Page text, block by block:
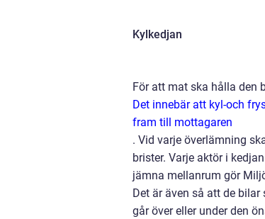
Kylkedjan
För att mat ska hålla den
Det innebär att kyl-och
fram till mottagaren
. Vid varje överlämning
brister. Varje aktör i
jämna mellanrum gör
Det är även så att de
går över eller under den